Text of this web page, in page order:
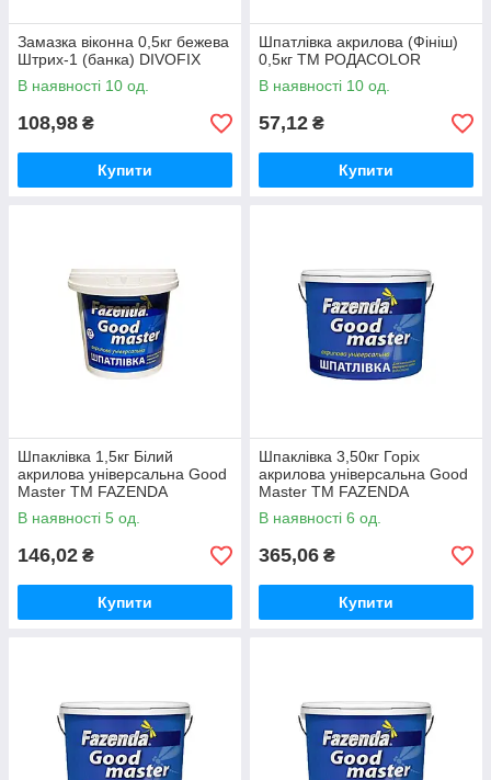
Замазка віконна 0,5кг бежева
Штрих-1 (банка) DIVOFIX
В наявності 10 од.
108,98 ₴
Купити
Шпатлівка акрилова (Фініш)
0,5кг ТМ РОДАCOLOR
В наявності 10 од.
57,12 ₴
Купити
Шпаклівка 1,5кг Бiлий
акрилова універсальна Good
Master ТМ FAZENDA
В наявності 5 од.
146,02 ₴
Купити
Шпаклівка 3,50кг Горіх
акрилова універсальна Good
Master ТМ FAZENDA
В наявності 6 од.
365,06 ₴
Купити